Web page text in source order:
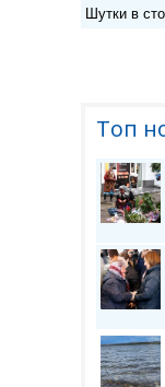
Шутки в
Топ